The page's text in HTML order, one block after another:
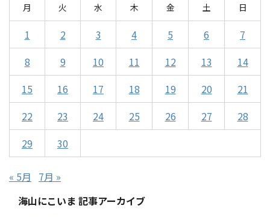
月
火 水 木 金 土 日
1 2 3 4 5 6
7
8
9 10 11 12 13
14
15
16 17 18 19 20
21
22
23 24 25 26 27
28
29
30
« 5月
7月 »
海山にこいま 記事アーカイブ